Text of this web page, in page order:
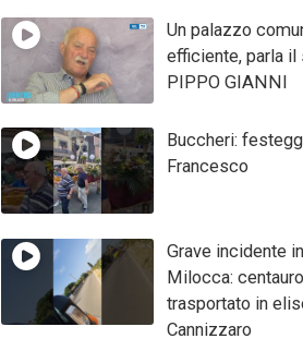
Un palazzo
efficiente, parla il
PIPPO GIANNI
Buccheri:
Francesco
Grave incidente
Milocca: centauro
trasportato in
Cannizzaro